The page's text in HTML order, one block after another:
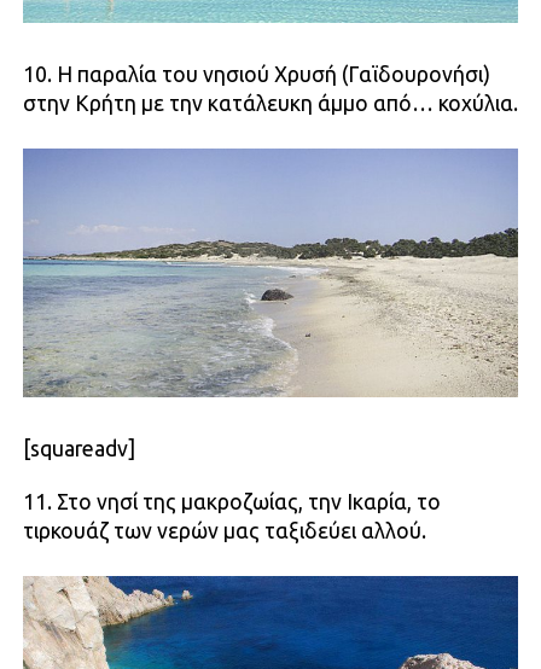
10. Η παραλία του νησιού Χρυσή (Γαϊδουρονήσι)
στην Κρήτη με την κατάλευκη άμμο από… κοχύλια.
[squareadv]
11. Στο νησί της μακροζωίας, την Ικαρία, το
τιρκουάζ των νερών μας ταξιδεύει αλλού.